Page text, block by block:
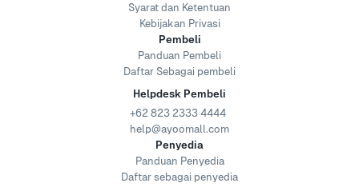
Syarat dan Ketentuan
Kebijakan Privasi
Pembeli
Panduan Pembeli
Daftar Sebagai pembeli
Helpdesk Pembeli
+62 823 2333 4444
help@ayoomall.com
Penyedia
Panduan Penyedia
Daftar sebagai penyedia